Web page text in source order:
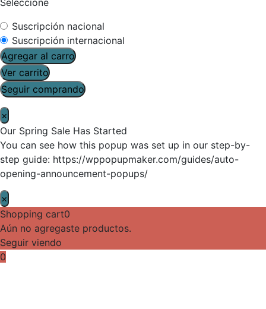
Suscripción nacional
Suscripción internacional
Agregar al carro
Ver carrito
Seguir comprando
×
Our Spring Sale Has Started
You can see how this popup was set up in our step-by-
step guide: https://wppopupmaker.com/guides/auto-
opening-announcement-popups/
×
Shopping cart0
Aún no agregaste productos.
Seguir viendo
0